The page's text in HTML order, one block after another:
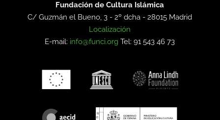
Fundación de Cultura Islámica
C/ Guzmán el Bueno, 3 - 2º dcha -28015 Madrid
Localización
E-mail: info@funci.org Tel: 91 543 46 73